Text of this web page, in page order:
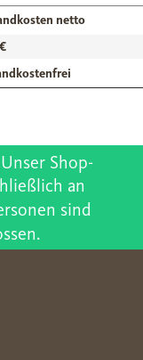
netto
Unser Shop-
an
sind